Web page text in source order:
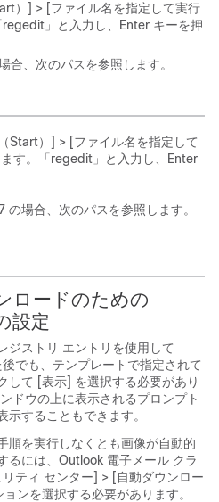
）] > [ファイル名を指定して実行
regedit」と入力し、Enter キーを押
、次のパスを参照します。
Start）] > [ファイル名を指定して
す。「regedit」と入力し、Enter
場合、次のパスを参照します。
ロードのための
設定
ジストリ エントリを使用して
でも、テンプレートで指定されて
して [表示] を選択する必要があり
ドウの上に表示されるプロンプト
示することもできます。
順を実行しなくとも画像が自動的
るには、Outlook 電子メール クラ
ティ センター] > [自動ダウンロー
ンを選択する必要があります。